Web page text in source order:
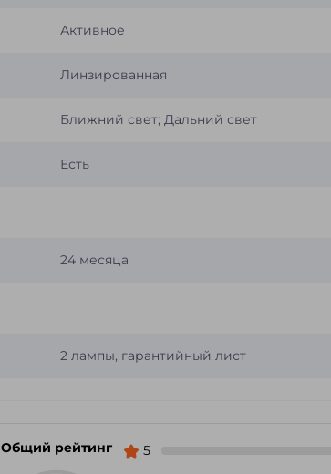
Активное
Линзированная
Ближний свет; Дальний свет
Есть
24 месяца
2 лампы, гарантийный лист
Общий рейтинг 5